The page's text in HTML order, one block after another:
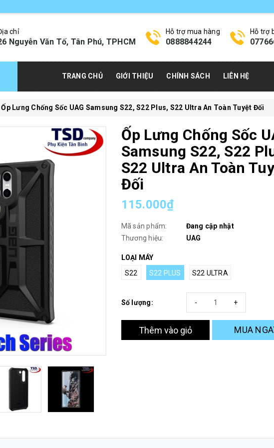
chỉ
Nguyễn Văn Tố, Tân Phú, TPHCM
Hỗ trợ mua hàng
0888844244
Hỗ trợ
TRANG CHỦ GIỚI THIỆU CHÍNH SÁCH LIÊN HỆ
Ốp Lưng Chống Sốc UAG Samsung S22, S22 Plus, S22 Ultra An Toàn Tuyệt Đối
Ốp Lưng Chống Sốc
Samsung S22, S22
S22 Ultra An Toàn
Đối
115.000₫
Mã sản phẩm:
Đang cập nhật
Thương hiệu:
UAG
LOẠI MÁY
S22
S22 PLUS S22 ULTRA
Số lượng: +
-
Thêm vào giỏ MUA